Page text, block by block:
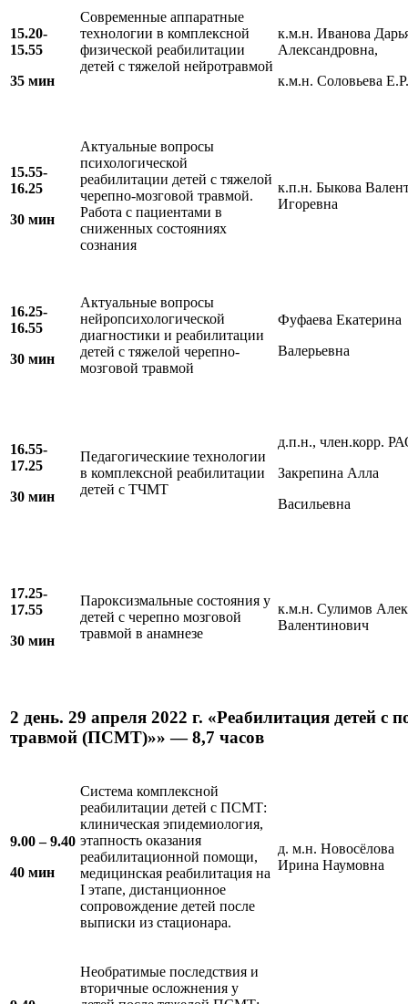
15.20-
15.55
35 мин
Современные аппаратные
технологии в комплексной
физической реабилитации
детей с тяжелой нейротравмой
к.м.н. Иванова
Александровна,
к.м.н. Соловьева Е.Р.
15.55-
16.25
30 мин
Актуальные вопросы
психологической
реабилитации детей с тяжелой
черепно-мозговой травмой.
Работа с пациентами в
сниженных состояниях
сознания
к.п.н. Быкова
Игоревна
16.25-
16.55
30 мин
Актуальные вопросы
нейропсихологической
диагностики и реабилитации
детей с тяжелой черепно-
мозговой травмой
Фуфаева Екатерина
Валерьевна
16.55-
17.25
30 мин
Педагогическиие технологии
в комплексной реабилитации
детей с ТЧМТ
д.п.н., член.корр.
Закрепина Алла
Васильевна
17.25-
17.55
30 мин
Пароксизмальные состояния у
детей с черепно мозговой
травмой в анамнезе
к.м.н. Сулимов
Валентинович
2 день. 29 апреля 2022 г. «Реабилитация детей с
травмой (ПСМТ)»» — 8,7 часов
9.00 – 9.40
40 мин
Система комплексной
реабилитации детей с ПСМТ:
клиническая эпидемиология,
этапность оказания
реабилитационной помощи,
медицинская реабилитация на
I этапе, дистанционное
сопровождение детей после
выписки из стационара.
д. м.н. Новосёлова
Ирина Наумовна
Необратимые последствия и
вторичные осложнения у